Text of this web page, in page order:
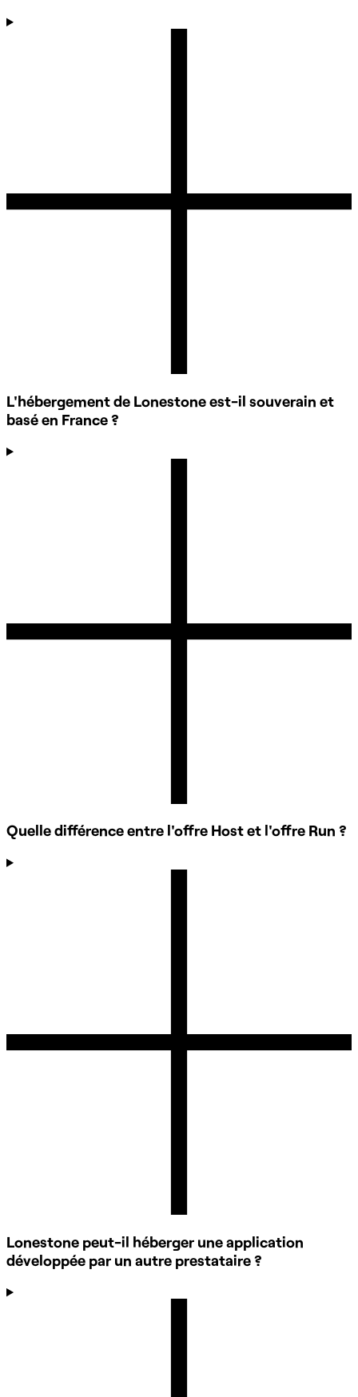
L'hébergement de Lonestone est-il souverain et
basé en France ?
Quelle différence entre l'offre Host et l'offre Run ?
Lonestone peut-il héberger une application
développée par un autre prestataire ?